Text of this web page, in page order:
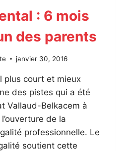
: 6 mois
des parents
janvier 30, 2016
plus court et mieux
des pistes qui a été
Vallaud-Belkacem à
de la
professionnelle. Le
soutient cette